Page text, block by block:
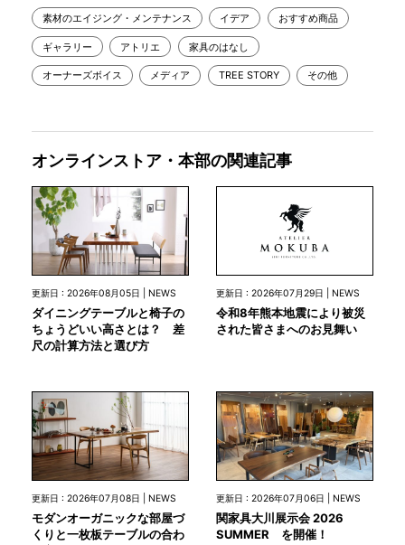
素材のエイジング・メンテナンス イデア おすすめ商品
ギャラリー アトリエ 家具のはなし
オーナーズボイス メディア TREE STORY その他
オンラインストア・本部の関連記事
更新日 : 2026年08月05日 | NEWS
ダイニングテーブルと椅子の
ちょうどいい高さとは？ 差
尺の計算方法と選び方
更新日 : 2026年07月29日 | NEWS
令和8年熊本地震により被災
された皆さまへのお見舞い
更新日 : 2026年07月08日 | NEWS
モダンオーガニックな部屋づ
くりと一枚板テーブルの合わ
更新日 : 2026年07月06日 | NEWS
関家具大川展示会 2026
SUMMER を開催！